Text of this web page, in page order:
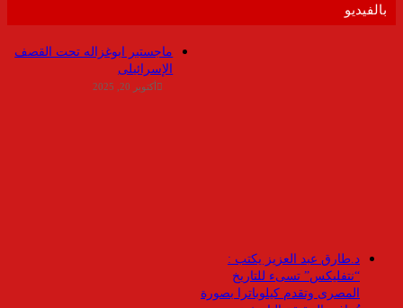
بالفيديو
ماجستير ابوغزاله تحت القصف
الإسرائيلى
أكتوبر 20, 2025
د.طارق عبد العزيز يكتب :
“نتفليكس” تسىء للتاريخ
المصرى وتقدم كيلوباترا بصورة